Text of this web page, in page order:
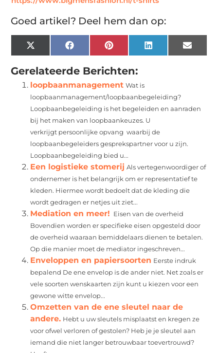
Goed artikel? Deel hem dan op:
X
(Twitter)
FacebookPinterest LinkedIn Email
Gerelateerde Berichten:
loopbaanmanagement Wat is
loopbaanmanagement/loopbaanbegeleiding?
Loopbaanbegeleiding is het begeleiden en aanraden
bij het maken van loopbaankeuzes. U
verkrijgt persoonlijke opvang waarbij de
loopbaanbegeleiders gesprekspartner voor u zijn.
Loopbaanbegeleiding bied u...
Een logistieke stomerij Als vertegenwoordiger of
ondernemer is het belangrijk om er representatief te
kleden. Hiermee wordt bedoelt dat de kleding die
wordt gedragen er netjes uit ziet...
Mediation en meer! Eisen van de overheid
Bovendien worden er specifieke eisen opgesteld door
de overheid waaraan bemiddelaars dienen te betalen.
Op die manier moet de mediator ingeschreven...
Enveloppen en papiersoorten Eerste indruk
bepalend De ene envelop is de ander niet. Net zoals er
vele soorten wenskaarten zijn kunt u kiezen voor een
gewone witte envelop...
Omzetten van de ene sleutel naar de
andere. Hebt u uw sleutels misplaatst en kregen ze
voor ofwel verloren of gestolen? Heb je je sleutel aan
iemand die niet langer betrouwbaar toevertrouwd?